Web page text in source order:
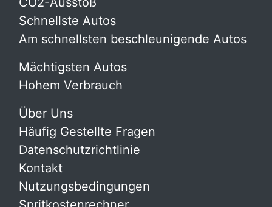
Schnellste Autos
Am schnellsten beschleunigende Autos
Mächtigsten Autos
Hohem Verbrauch
Über Uns
Häufig Gestellte Fragen
Datenschutzrichtlinie
Kontakt
Nutzungsbedingungen